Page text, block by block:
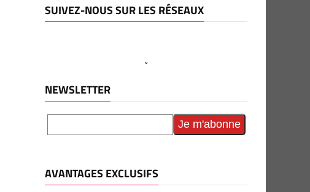
SUIVEZ-NOUS SUR LES RÉSEAUX
NEWSLETTER
AVANTAGES EXCLUSIFS